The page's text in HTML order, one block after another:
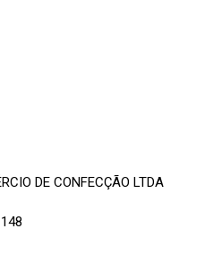
DE CONFECÇÃO LTDA